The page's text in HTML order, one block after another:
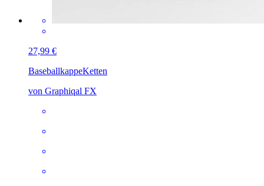
27,99 €
BaseballkappeKetten
von Graphiqal FX